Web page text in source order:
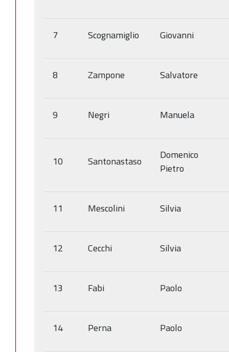
7 Scognamiglio Giovanni
8 Zampone Salvatore
9 Negri Manuela
10 Santonastaso
Domenico
Pietro
11 Mescolini Silvia
12 Cecchi Silvia
13 Fabi Paolo
14 Perna Paolo